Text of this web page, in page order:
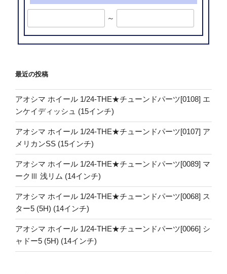
～
最近の投稿
アオシマ ホイール 1/24-THE★チューンドパーツ[0108] エ
ンケイディッシュ (15インチ)
アオシマ ホイール 1/24-THE★チューンドパーツ[0107] ア
メリカンSS (15インチ)
アオシマ ホイール 1/24-THE★チューンドパーツ[0089] マ
ークⅢ 浅リム (14インチ)
アオシマ ホイール 1/24-THE★チューンドパーツ[0068] ス
ター5 (5H) (14インチ)
アオシマ ホイール 1/24-THE★チューンドパーツ[0066] シ
ャドー5 (5H) (14インチ)